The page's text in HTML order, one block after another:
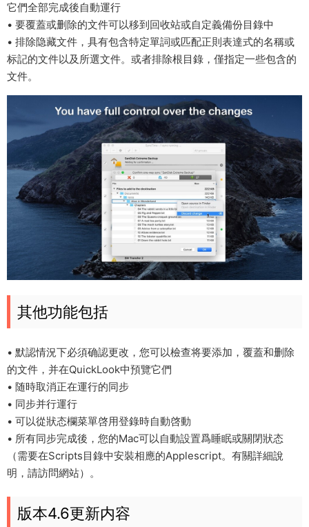
它們全部完成後自動運行
• 要覆蓋或删除的文件可以移到回收站或自定義備份目錄中
• 排除隐藏文件，具有包含特定單詞或匹配正則表達式的名稱或
标記的文件以及所選文件。或者排除根目錄，僅指定一些包含的
文件。
其他功能包括
• 默認情況下必須确認更改，您可以檢查将要添加，覆蓋和删除
的文件，并在QuickLook中預覽它們
• 随時取消正在運行的同步
• 同步并行運行
• 可以從狀态欄菜單啓用登錄時自動啓動
• 所有同步完成後，您的Mac可以自動設置爲睡眠或關閉狀态
（需要在Scripts目錄中安裝相應的Applescript。有關詳細說
明，請訪問網站）。
版本4.6更新内容